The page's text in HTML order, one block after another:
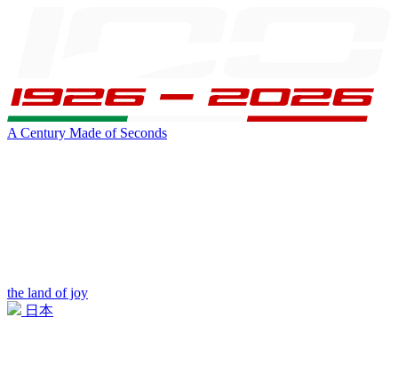
A Century Made of Seconds
the land of joy
日本